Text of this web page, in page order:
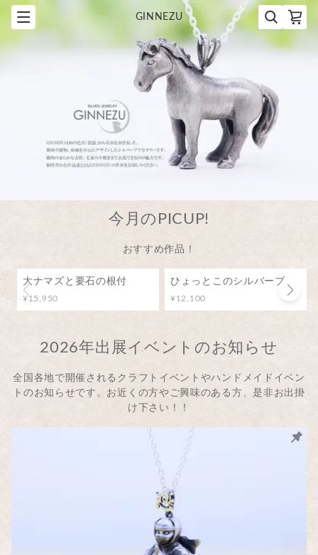
GINNEZU
今月のPICUP!
おすすめ作品！
大ナマズと要石の根付
¥15,950
ひょっとこのシルバーブローチ（ピンバッジ）
¥12,100
2026年出展イベントのお知らせ
全国各地で開催されるクラフトイベントやハンドメイドイベン
トのお知らせです。お近くの方やご興味のある方、是非お出掛
け下さい！！